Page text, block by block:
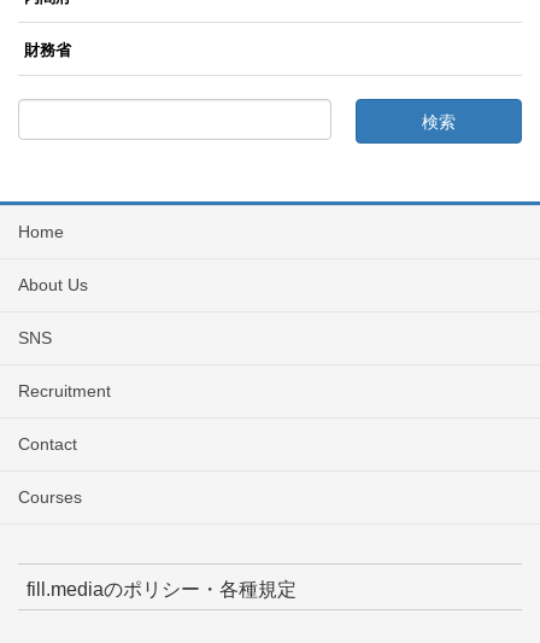
財務省
Home
About Us
SNS
Recruitment
Contact
Courses
fill.mediaのポリシー・各種規定